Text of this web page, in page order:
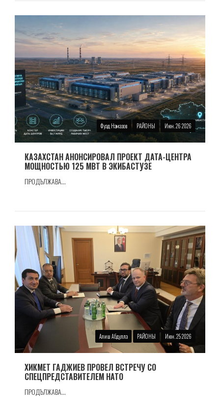
Фуад Намазов РАЙОНЫ Июн. 26 2026
КАЗАХСТАН АНОНСИРОВАЛ ПРОЕКТ ДАТА-ЦЕНТРА
МОЩНОСТЬЮ 125 МВТ В ЭКИБАСТУЗЕ
ПРОДЪЛЖАВА...
Алиш Абдулла РАЙОНЫ Июн. 25 2026
ХИКМЕТ ГАДЖИЕВ ПРОВЕЛ ВСТРЕЧУ СО
СПЕЦПРЕДСТАВИТЕЛЕМ НАТО
ПРОДЪЛЖАВА...